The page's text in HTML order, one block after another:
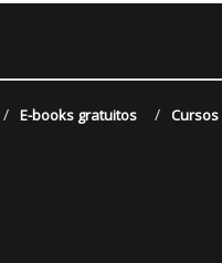
E-books gratuitos Cursos